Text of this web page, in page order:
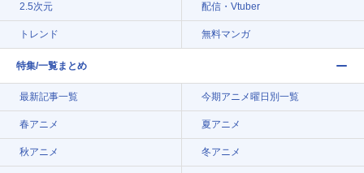
2.5次元 配信・Vtuber
トレンド 無料マンガ
特集/一覧まとめ
最新記事一覧 今期アニメ曜日別一覧
春アニメ 夏アニメ
秋アニメ 冬アニメ